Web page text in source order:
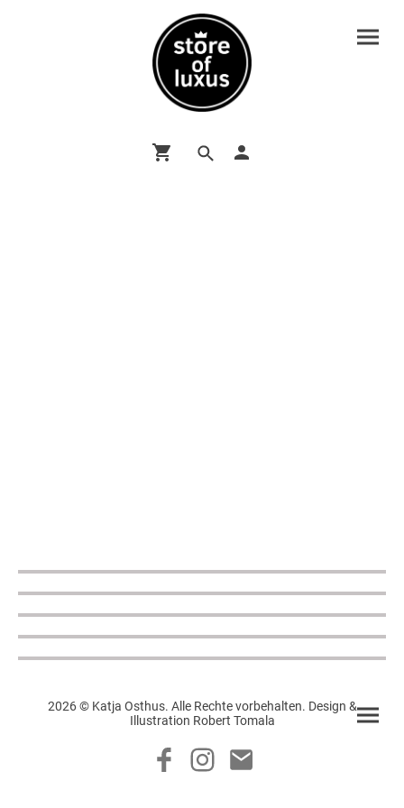
2026 © Katja Osthus. Alle Rechte vorbehalten. Design &
Illustration Robert Tomala